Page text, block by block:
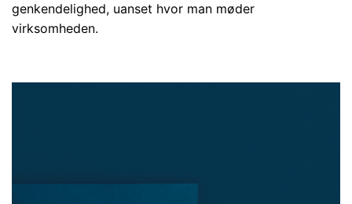
genkendelighed, uanset hvor man møder
virksomheden.